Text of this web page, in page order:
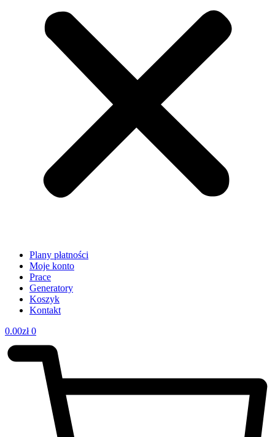
Plany płatności
Moje konto
Prace
Generatory
Koszyk
Kontakt
0.00zł 0